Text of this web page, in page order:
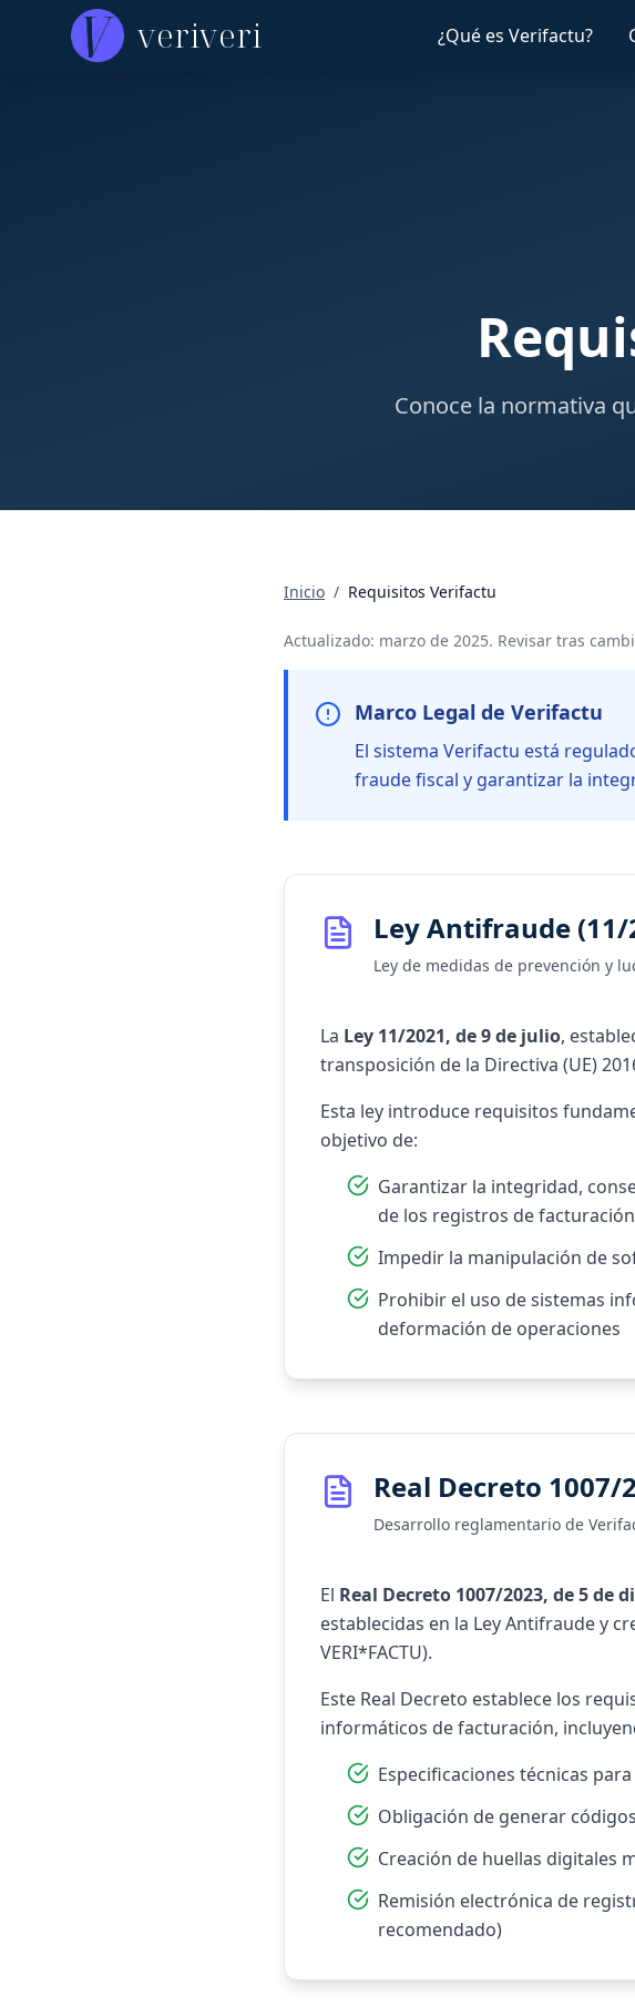
veriveri ¿Qué es Verifactu?
Conoce la normativa
Inicio / Requisitos Verifactu
Actualizado: marzo de 2025. Revisar tras
Marco Legal de Verifactu
El sistema Verifactu está
fraude fiscal y garantizar la
Ley Antifraude (11/
Ley de medidas de prevención y
La Ley 11/2021, de 9 de julio,
transposición de la Directiva (UE)
Esta ley introduce requisitos
objetivo de:
Garantizar la integridad,
de los registros de facturación
Impedir la manipulación de
Prohibir el uso de sistemas
deformación de operaciones
Real Decreto 1007/
Desarrollo reglamentario de
El Real Decreto 1007/2023, de 5 de
establecidas en la Ley Antifraude y
VERI*FACTU).
Este Real Decreto establece los
informáticos de facturación,
Especificaciones técnicas
Obligación de generar
Creación de huellas digitales
Remisión electrónica de
recomendado)